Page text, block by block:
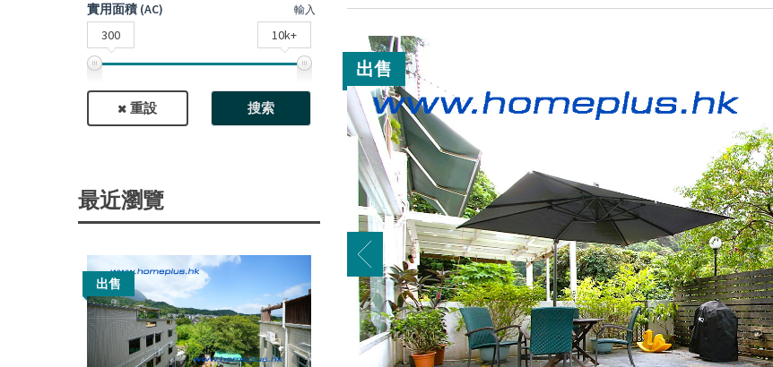
出售
實用面積 (AC) 輸入
300 10k+
重設 搜索
最近瀏覽
出售